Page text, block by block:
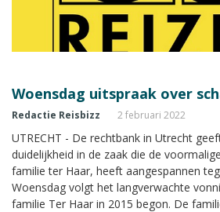
Woensdag uitspraak over
Redactie Reisbizz 2 februari 2022
UTRECHT - De rechtbank in Utrecht geeft woensdag
duidelijkheid in de zaak die de
familie ter Haar, heeft aangespannen tegen de Rabobank.
Woensdag volgt het langverwachte
familie Ter Haar in 2015 begon. De familie en de curatoren eisen